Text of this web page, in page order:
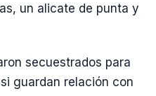
un alicate de punta y
secuestrados para
guardan relación con